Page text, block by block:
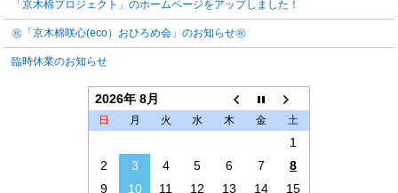
「京木棉プロジェクト」のホームページをアップしました！
㊗「京木棉咲心(eco）おひろめ会」のお知らせ㊗
臨時休業のお知らせ
2026年 8月
日 月 火 水 木 金 土
1
2
3 4 5 6 7
8
9
10 11 12 13 14
15